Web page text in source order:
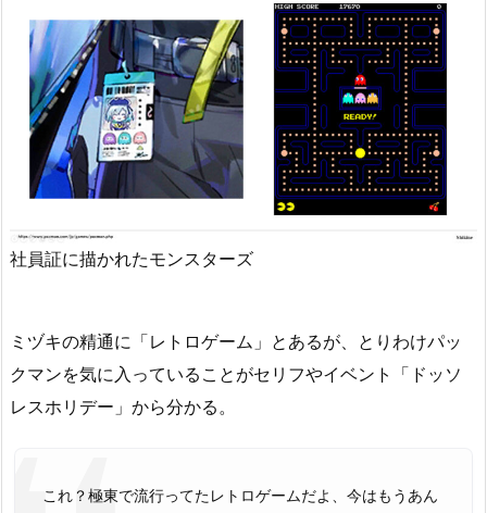
社員証に描かれたモンスターズ
ミヅキの精通に「レトロゲーム」とあるが、とりわけパッ
クマンを気に入っていることがセリフやイベント「ドッソ
レスホリデー」から分かる。
これ？極東で流行ってたレトロゲームだよ、今はもうあん